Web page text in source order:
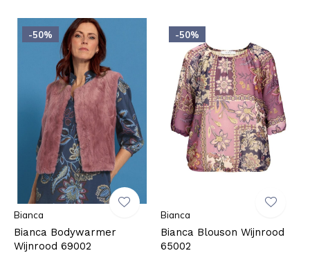
-50%
Bianca
Bianca Bodywarmer
Wijnrood 69002
-50%
Bianca
Bianca Blouson Wijnrood
65002